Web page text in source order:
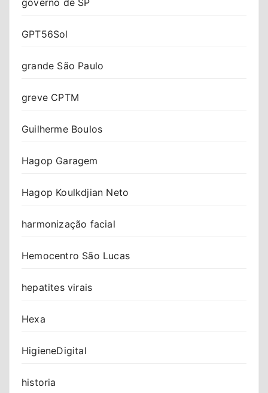
GPT56Sol
grande São Paulo
greve CPTM
Guilherme Boulos
Hagop Garagem
Hagop Koulkdjian Neto
harmonização facial
Hemocentro São Lucas
hepatites virais
Hexa
HigieneDigital
historia